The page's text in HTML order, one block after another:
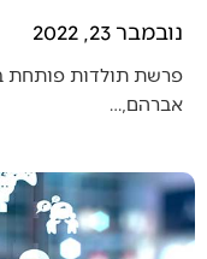
נובמבר 23, 2022
פרשת תולדות פותחת
אברהם,…